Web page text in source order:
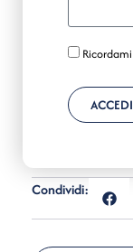
Ricordami
ACCEDI
Condividi: